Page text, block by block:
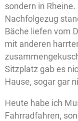
sondern in
Nachfolgezug
Bäche liefen vom
mit anderen
Sitzplatz gab es
Hause, sogar gar
Heute habe ich
Fahrradfahren,